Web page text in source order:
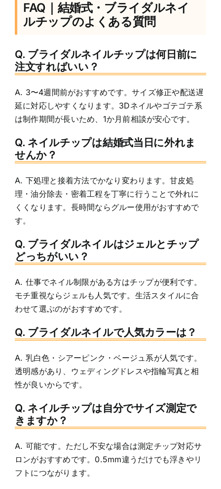
FAQ｜結婚式・ブライダルネイ
ルチップのよくある質問
Q. ブライダルネイルチップは何日前に
注文すればいい？
A. 3〜4週間前がおすすめです。サイズ修正や配送遅
延に対応しやすくなります。3Dネイルやゴテゴテ系
は制作期間が長いため、1か月前相談が安心です。
Q. ネイルチップは結婚式当日に外れま
せんか？
A. 下処理と接着方法でかなり変わります。甘皮処
理・油分除去・密着工程を丁寧に行うことで外れに
くくなります。長時間ならグルー使用がおすすめで
す。
Q. ブライダルネイルはジェルとチップ
どっちがいい？
A. 仕事でネイル制限がある方はチップが便利です。
モチ重視ならジェルも人気です。生活スタイルに合
わせて選ぶのがおすすめです。
Q. ブライダルネイルで人気カラーは？
A. 乳白色・シアーピンク・ベージュ系が人気です。
透明感があり、ウェディングドレスや指輪写真と相
性が良いからです。
Q. ネイルチップは自分でサイズ測定で
きますか？
A. 可能です。ただし不安な場合は測定チップ対応サ
ロンがおすすめです。0.5mm違うだけでも浮きやリ
フトにつながります。